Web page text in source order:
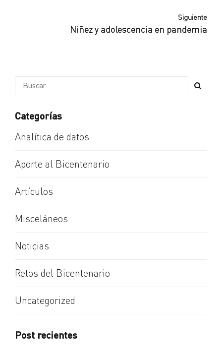
Siguiente
Niñez y adolescencia en pandemia
Categorías
Analítica de datos
Aporte al Bicentenario
Artículos
Misceláneos
Noticias
Retos del Bicentenario
Uncategorized
Post recientes